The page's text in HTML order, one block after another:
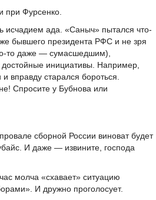
при Фурсенко.
исчадием ада. «Саныч» пытался что-
бывшего президента РФС и не зря
то даже — сумасшедшим),
достойные инициативы. Например,
вправду старался бороться.
Спросите у Бубнова или
сборной России виноват будет
И даже — извините, господа
молча «схавает» ситуацию
И дружно проголосует.